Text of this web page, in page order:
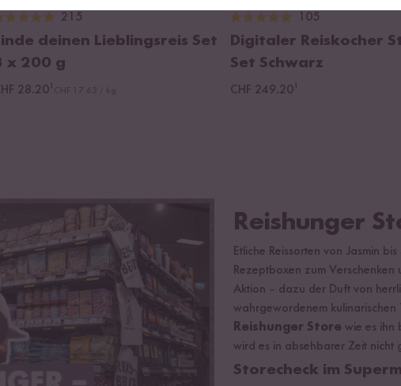
215
deinen Lieblingsreis Set
x 200 g
28.20¹
105
Digitaler Reiskocher
Set Schwarz
CHF 249.20¹
Reishunger
Etliche Reissorten von Jasmin
Rezeptboxen zum
Aktion – dazu der Duft von
wahrgewordenem kulinarischen
Reishunger Store wie es ihn
wird es in absehbarer Zeit nicht
Storecheck im